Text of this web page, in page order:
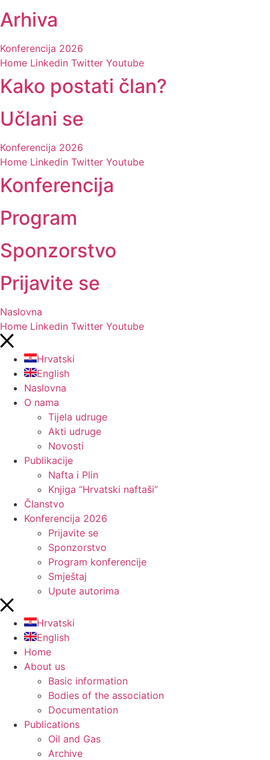
Arhiva
Konferencija 2026
Home Linkedin Twitter Youtube
Kako postati član?
Učlani se
Konferencija 2026
Home Linkedin Twitter Youtube
Konferencija
Program
Sponzorstvo
Prijavite se
Naslovna
Home Linkedin Twitter Youtube
Hrvatski
English
Naslovna
O nama
Tijela udruge
Akti udruge
Novosti
Publikacije
Nafta i Plin
Knjiga “Hrvatski naftaši”
Članstvo
Konferencija 2026
Prijavite se
Sponzorstvo
Program konferencije
Smještaj
Upute autorima
Hrvatski
English
Home
About us
Basic information
Bodies of the association
Documentation
Publications
Oil and Gas
Archive